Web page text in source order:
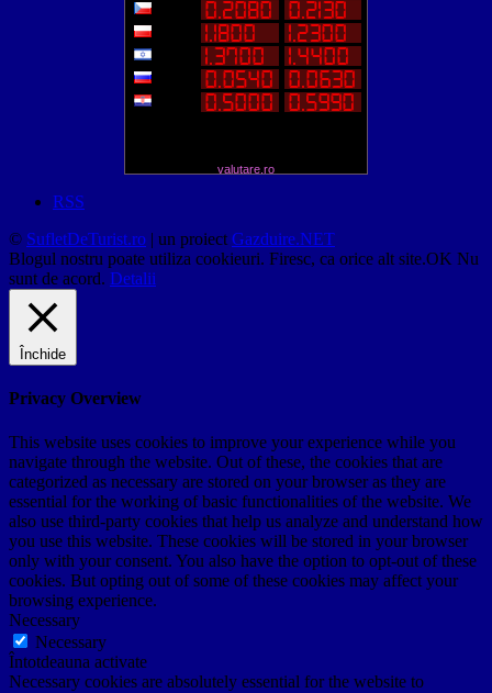
valutare.ro
RSS
© SufletDeTurist.ro | un proiect Gazduire.NET
Blogul nostru poate utiliza cookieuri. Firesc, ca orice alt site.OK Nu
sunt de acord. Detalii
Închide
Privacy Overview
This website uses cookies to improve your experience while you
navigate through the website. Out of these, the cookies that are
categorized as necessary are stored on your browser as they are
essential for the working of basic functionalities of the website. We
also use third-party cookies that help us analyze and understand how
you use this website. These cookies will be stored in your browser
only with your consent. You also have the option to opt-out of these
cookies. But opting out of some of these cookies may affect your
browsing experience.
Necessary
Necessary
Întotdeauna activate
Necessary cookies are absolutely essential for the website to